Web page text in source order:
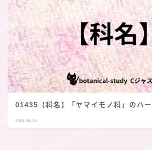
01435【科名】「ヤマイモノ科」のハ
2026.08.01